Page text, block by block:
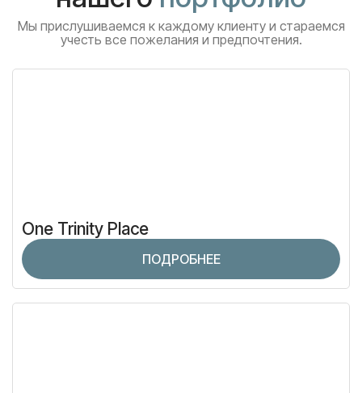
Мы прислушиваемся к каждому клиенту и стараемся
учесть все пожелания и предпочтения.
One Trinity Place
ПОДРОБНЕЕ